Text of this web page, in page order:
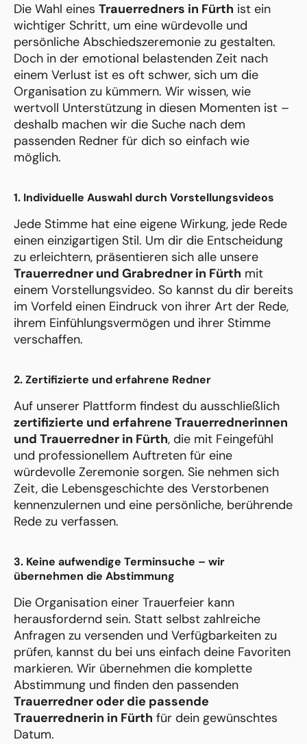
Die Wahl eines Trauerredners in Fürth ist ein
wichtiger Schritt, um eine würdevolle und
persönliche Abschiedszeremonie zu gestalten.
Doch in der emotional belastenden Zeit nach
einem Verlust ist es oft schwer, sich um die
Organisation zu kümmern. Wir wissen, wie
wertvoll Unterstützung in diesen Momenten ist –
deshalb machen wir die Suche nach dem
passenden Redner für dich so einfach wie
möglich.
1. Individuelle Auswahl durch Vorstellungsvideos
Jede Stimme hat eine eigene Wirkung, jede Rede
einen einzigartigen Stil. Um dir die Entscheidung
zu erleichtern, präsentieren sich alle unsere
Trauerredner und Grabredner in Fürth mit
einem Vorstellungsvideo. So kannst du dir bereits
im Vorfeld einen Eindruck von ihrer Art der Rede,
ihrem Einfühlungsvermögen und ihrer Stimme
verschaffen.
2. Zertifizierte und erfahrene Redner
Auf unserer Plattform findest du ausschließlich
zertifizierte und erfahrene Trauerrednerinnen
und Trauerredner in Fürth, die mit Feingefühl
und professionellem Auftreten für eine
würdevolle Zeremonie sorgen. Sie nehmen sich
Zeit, die Lebensgeschichte des Verstorbenen
kennenzulernen und eine persönliche, berührende
Rede zu verfassen.
3. Keine aufwendige Terminsuche – wir
übernehmen die Abstimmung
Die Organisation einer Trauerfeier kann
herausfordernd sein. Statt selbst zahlreiche
Anfragen zu versenden und Verfügbarkeiten zu
prüfen, kannst du bei uns einfach deine Favoriten
markieren. Wir übernehmen die komplette
Abstimmung und finden den passenden
Trauerredner oder die passende
Trauerrednerin in Fürth für dein gewünschtes
Datum.